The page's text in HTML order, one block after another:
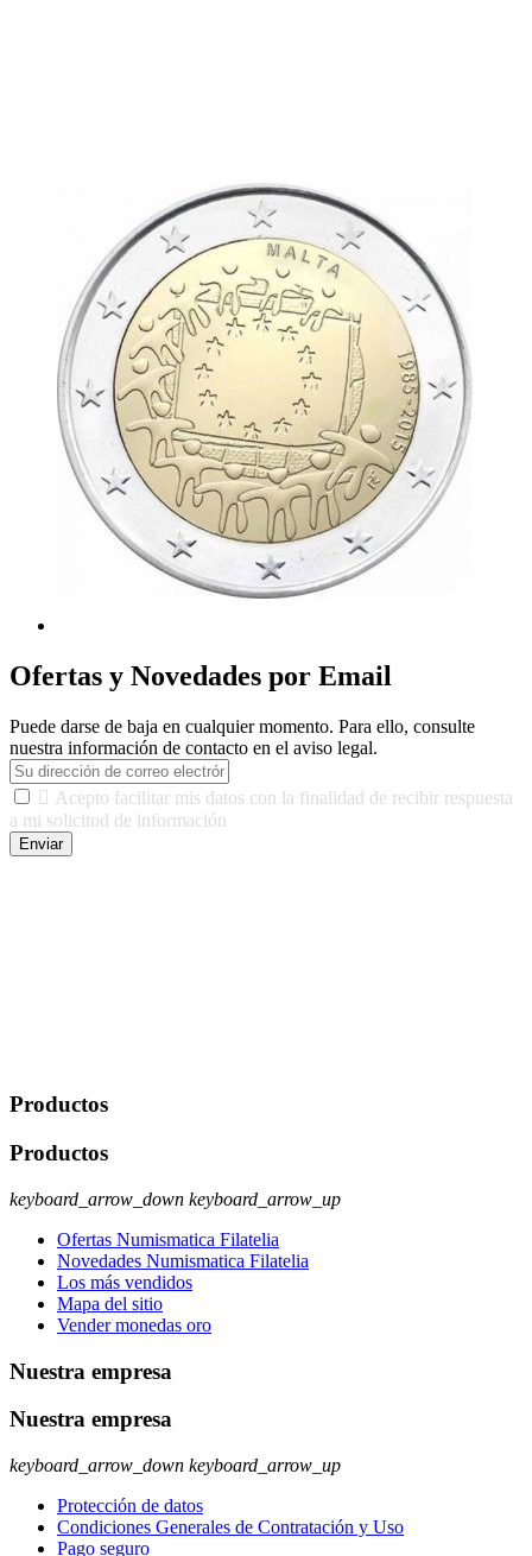
Ofertas y Novedades por Email
Puede darse de baja en cualquier momento. Para ello, consulte
nuestra información de contacto en el aviso legal.
 Acepto facilitar mis datos con la finalidad de recibir respuesta
a mi solicitud de información
Enviar
Productos
Productos
keyboard_arrow_down keyboard_arrow_up
Ofertas Numismatica Filatelia
Novedades Numismatica Filatelia
Los más vendidos
Mapa del sitio
Vender monedas oro
Nuestra empresa
Nuestra empresa
keyboard_arrow_down keyboard_arrow_up
Protección de datos
Condiciones Generales de Contratación y Uso
Pago seguro